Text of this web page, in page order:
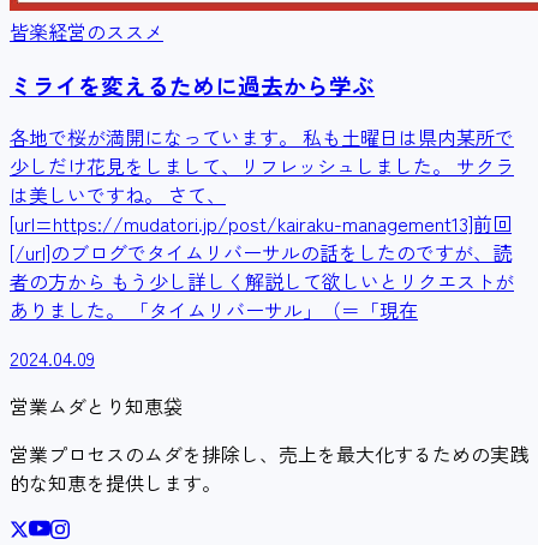
皆楽経営のススメ
ミライを変えるために過去から学ぶ
各地で桜が満開になっています。 私も土曜日は県内某所で
少しだけ花見をしまして、リフレッシュしました。 サクラ
は美しいですね。 さて、
[url=https://mudatori.jp/post/kairaku-management13]前回
[/url]のブログでタイムリバーサルの話をしたのですが、読
者の方から もう少し詳しく解説して欲しいとリクエストが
ありました。 「タイムリバーサル」（＝「現在
2024.04.09
営業ムダとり知恵袋
営業プロセスのムダを排除し、売上を最大化するための実践
的な知恵を提供します。